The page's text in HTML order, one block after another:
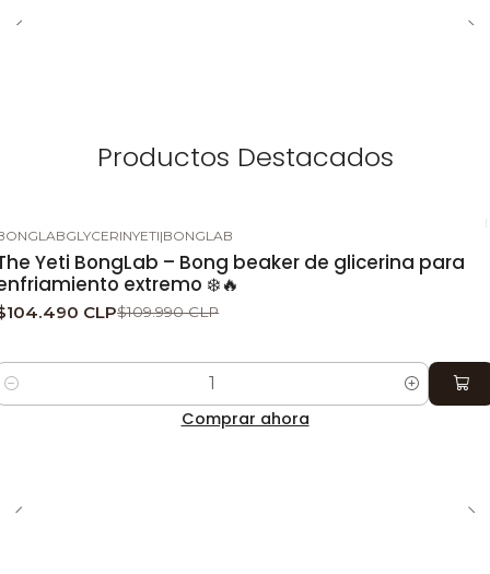
Productos Destacados
|BONGLAB
Yeti BongLab – Bong beaker de glicerina para
extremo ❄️🔥
CLP$109.990 CLP
Comprar ahora